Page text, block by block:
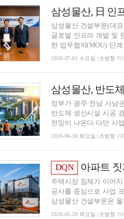
삼성물산 건설부문(대
글로벌 인프라 개발 및
한 업무협약(MOU) 단
2026-07-01 수요일 | 조범형 기
정부가 광주·전남 서남
반도체 생산시설 시공
전망이 나온다.다만 사
2026-06-30 화요일 | 조범형 기
DQN 아파트 짓지
주택시장 침체가 이어
공사를 중심으로 사업
삼성물산 건설부문은
2026-05-28 목요일 | 조범형 기